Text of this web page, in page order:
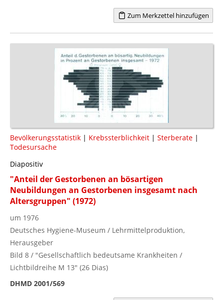
Zum Merkzettel hinzufügen
Bevölkerungsstatistik | Krebssterblichkeit | Sterberate |
Todesursache
Diapositiv
"Anteil der Gestorbenen an bösartigen
Neubildungen an Gestorbenen insgesamt nach
Altersgruppen" (1972)
um 1976
Deutsches Hygiene-Museum / Lehrmittelproduktion,
Herausgeber
Bild 8 / "Gesellschaftlich bedeutsame Krankheiten /
Lichtbildreihe M 13" (26 Dias)
DHMD 2001/569